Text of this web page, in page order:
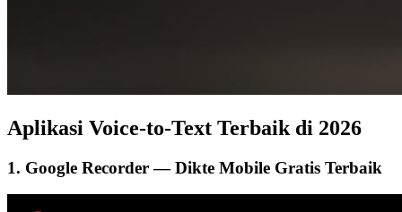
Aplikasi Voice-to-Text Terbaik di 2026
1. Google Recorder — Dikte Mobile Gratis Terbaik